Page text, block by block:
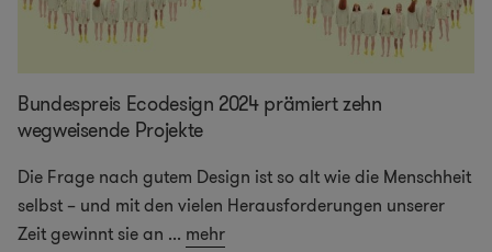
Bundespreis Ecodesign 2024 prämiert zehn
wegweisende Projekte
Die Frage nach gutem Design ist so alt wie die Menschheit
selbst – und mit den vielen Herausforderungen unserer
Zeit gewinnt sie an ... mehr